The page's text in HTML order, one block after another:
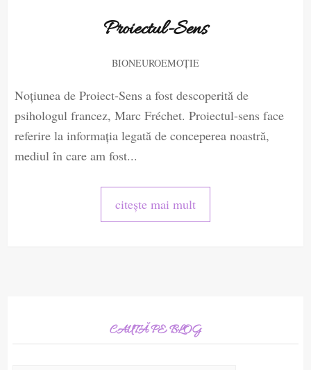
Proiectul-Sens
BIONEUROEMOȚIE
Noţiunea de Proiect-Sens a fost descoperită de
psihologul francez, Marc Fréchet. Proiectul-sens face
referire la informaţia legată de conceperea noastră,
mediul în care am fost...
citește mai mult
CAUTĂ PE BLOG